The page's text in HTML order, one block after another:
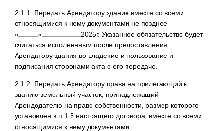
2.1.1. Передать Арендатору здание вместе со всеми
относящимися к нему документами не позднее
«
» 2025г. Указанное обязательство будет
считаться исполненным после предоставления
Арендатору здания во владение и пользование и
подписания сторонами акта о его передаче.
2.1.2. Передать Арендатору права на прилегающий к
зданию земельный участок, принадлежащий
Арендодателю на праве собственности, размер которого
установлен в п.1.5 настоящего договора, вместе со всеми
относящимися к нему документами.